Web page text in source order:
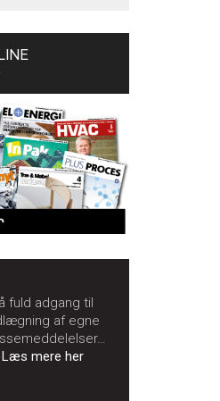
fuld adgang til
af egne
Læs mere her